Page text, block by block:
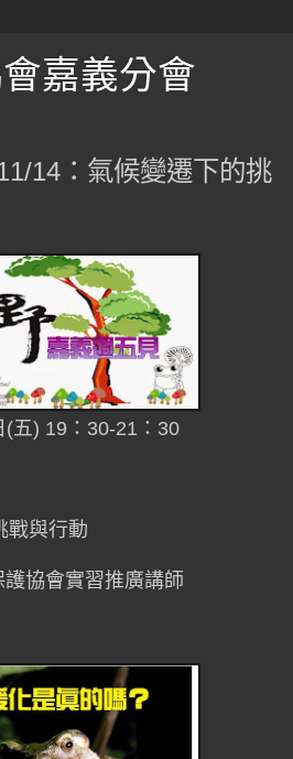
嘉義分會
14：氣候變遷下的挑
(五) 19：30-21：30
戰與行動
協會實習推廣講師